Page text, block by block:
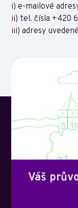
i) e-mailové
ii) tel. čísla +420
iii) adresy
Váš